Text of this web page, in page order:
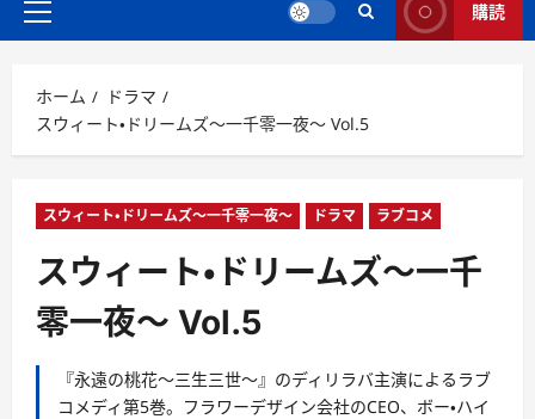
ッ
メ
メ
ニ
ュ
購読
ホーム
ドラマ
スウィート・ドリームズ〜一千零一夜〜 Vol.5
スウィート・ドリームズ〜一千零一夜〜 ドラマ ラブコメ
スウィート・ドリームズ〜一千
零一夜〜 Vol.5
『永遠の桃花～三生三世～』のディリラバ主演によるラブ
コメディ第5巻。フラワーデザイン会社のCEO、ボー・ハイ